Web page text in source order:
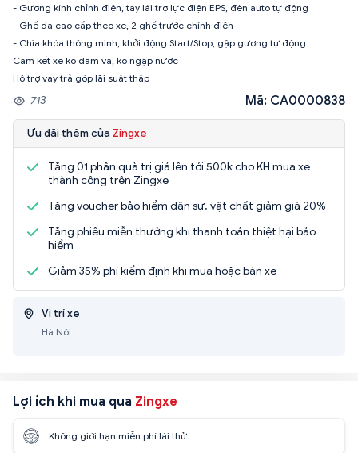
- Gương kính chỉnh điện, tay lái trợ lực điện EPS, đèn auto tự động
- Ghế da cao cấp theo xe, 2 ghế trước chỉnh điện
- Chìa khóa thông minh, khởi động Start/Stop, gập gương tự động
Cam kết xe ko đâm va, ko ngập nước
Hỗ trợ vay trả góp lãi suất thấp
713 Mã: CA0000838
Ưu đãi thêm của Zingxe
Tặng 01 phần quà trị giá lên tới 500k cho KH mua xe
thành công trên Zingxe
Tặng voucher bảo hiểm dân sự, vật chất giảm giá 20%
Tặng phiếu miễn thưởng khi thanh toán thiệt hại bảo
hiểm
Giảm 35% phí kiểm định khi mua hoặc bán xe
Vị trí xe
Hà Nội
Lợi ích khi mua qua Zingxe
Không giới hạn miễn phí lái thử